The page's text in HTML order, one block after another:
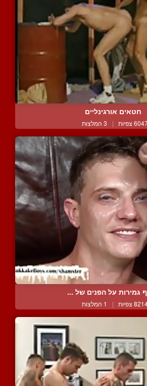
חטאים אורגינליים
צפיות | 3 המלצות
גמירות על הפנים של ...
צפיות | 1 המלצות